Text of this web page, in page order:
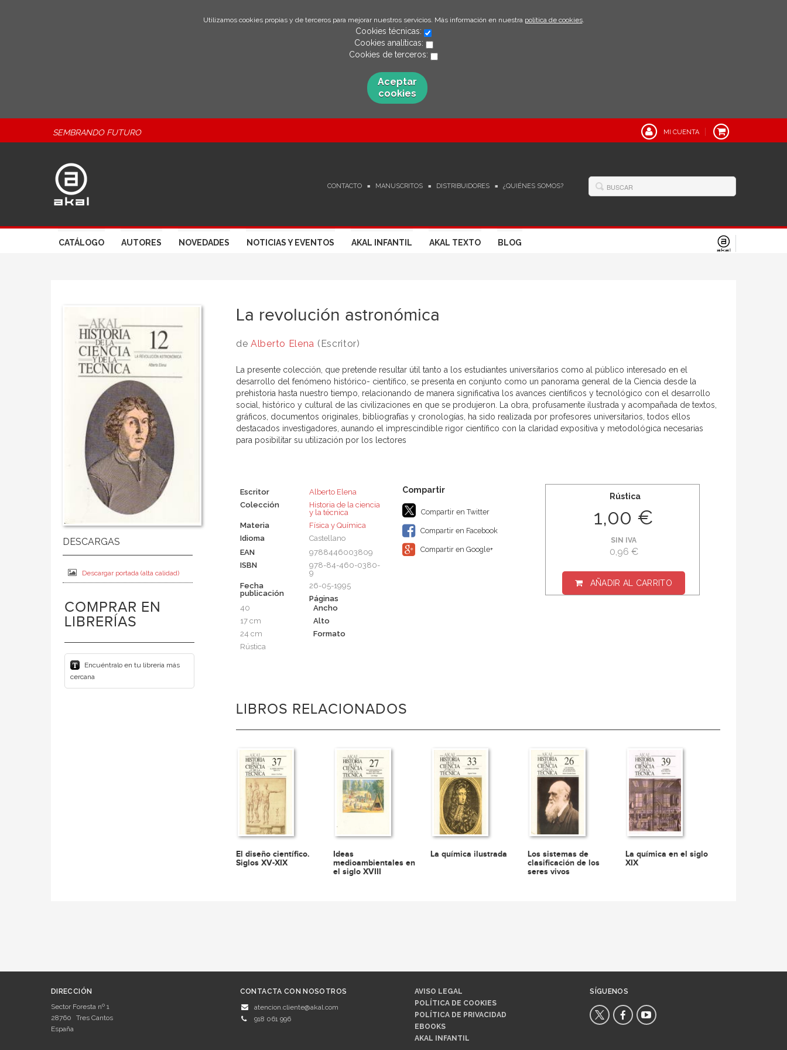
Utilizamos cookies propias y de terceros para mejorar nuestros servicios. Más información en nuestra política de cookies.
Cookies técnicas:
Cookies analíticas:
Cookies de terceros:
Aceptar
cookies
SEMBRANDO FUTURO MI CUENTA
CONTACTO MANUSCRITOS DISTRIBUIDORES ¿QUIÉNES SOMOS?
CATÁLOGO AUTORES NOVEDADES NOTICIAS Y EVENTOS AKAL INFANTIL AKAL TEXTO BLOG
Descargar portada (alta calidad)
COMPRAR EN
LIBRERÍAS
Encuéntralo en tu librería más
cercana
La revolución astronómica
deAlberto Elena (Escritor)
La presente colección, que pretende resultar útil tanto a los estudiantes universitarios como al público interesado en el
desarrollo del fenómeno histórico- científico, se presenta en conjunto como un panorama general de la Ciencia desde la
prehistoria hasta nuestro tiempo, relacionando de manera significativa los avances científicos y tecnológico con el desarrollo
social, histórico y cultural de las civilizaciones en que se produjeron. La obra, profusamente ilustrada y acompañada de textos,
gráficos, documentos originales, bibliografías y cronologías, ha sido realizada por profesores universitarios, todos ellos
destacados investigadores, aunando el imprescindible rigor científico con la claridad expositiva y metodológica necesarias
para posibilitar su utilización por los lectores
Escritor
Alberto Elena
Colección
Historia de la ciencia
y la técnica
Materia
Física y Química
Idioma
Castellano
EAN
9788446003809
ISBN
978-84-460-0380-
9
Fecha
publicación
26-05-1995
Páginas
40
Ancho
17 cm
Alto
24 cm
Formato
Rústica
Compartir en Twitter
Compartir en Facebook
Compartir en Google+
Rústica
1,00 €
SIN IVA
0,96 €
AÑADIR AL CARRITO
LIBROS RELACIONADOS
El diseño científico.
Siglos XV-XIX
Ideas
medioambientales en
el siglo XVIII
La química ilustrada
Los sistemas de
clasificación de los
seres vivos
La química en el siglo
XIX
DIRECCIÓN
Sector Foresta nº 1
28760
Tres Cantos
España
CONTACTA CON NOSOTROS
atencion.cliente@akal.com
918 061 996
AVISO LEGAL
POLÍTICA DE COOKIES
POLÍTICA DE PRIVACIDAD
EBOOKS
AKAL INFANTIL
SÍGUENOS